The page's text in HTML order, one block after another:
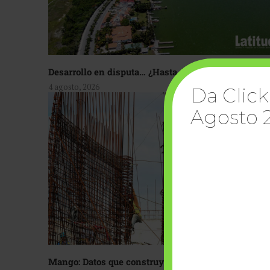
Desarrollo en disputa… ¿Hasta dónde crecer?
4 agosto, 2026
Mango: Datos que construyen confianza
Da
Agosto